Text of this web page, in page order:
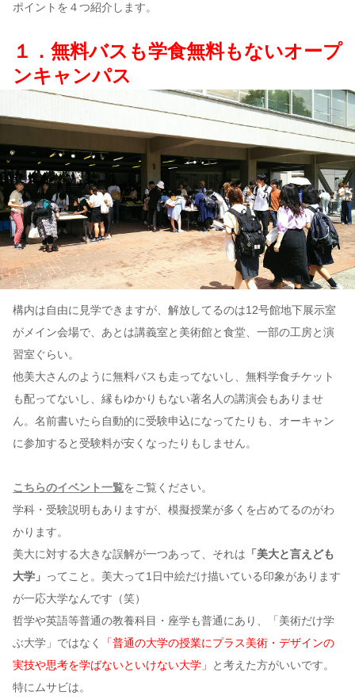
ポイントを４つ紹介します。
１．無料バスも学食無料もないオープ
ンキャンパス
構内は自由に見学できますが、解放してるのは12号館地下展示室
がメイン会場で、あとは講義室と美術館と食堂、一部の工房と演
習室ぐらい。
他美大さんのように無料バスも走ってないし、無料学食チケット
も配ってないし、縁もゆかりもない著名人の講演会もありませ
ん。名前書いたら自動的に受験申込になってたりも、オーキャン
に参加すると受験料が安くなったりもしません。
こちらのイベント一覧をご覧ください。
学科・受験説明もありますが、模擬授業が多くを占めてるのがわ
かります。
美大に対する大きな誤解が一つあって、それは 「美大と言えども
大学」 ってこと。美大って1日中絵だけ描いている印象があります
が一応大学なんです（笑）
哲学や英語等普通の教養科目・座学も普通にあり、「美術だけ学
ぶ大学」ではなく
「普通の大学の授業にプラス美術・デザインの
実技や思考を学ばないといけない大学」
と考えた方がいいです。
特にムサビは。